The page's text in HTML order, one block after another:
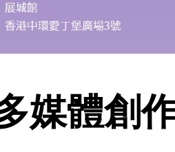
媒體創